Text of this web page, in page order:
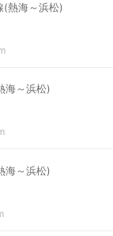
(熱海～浜松)
海～浜松)
海～浜松)